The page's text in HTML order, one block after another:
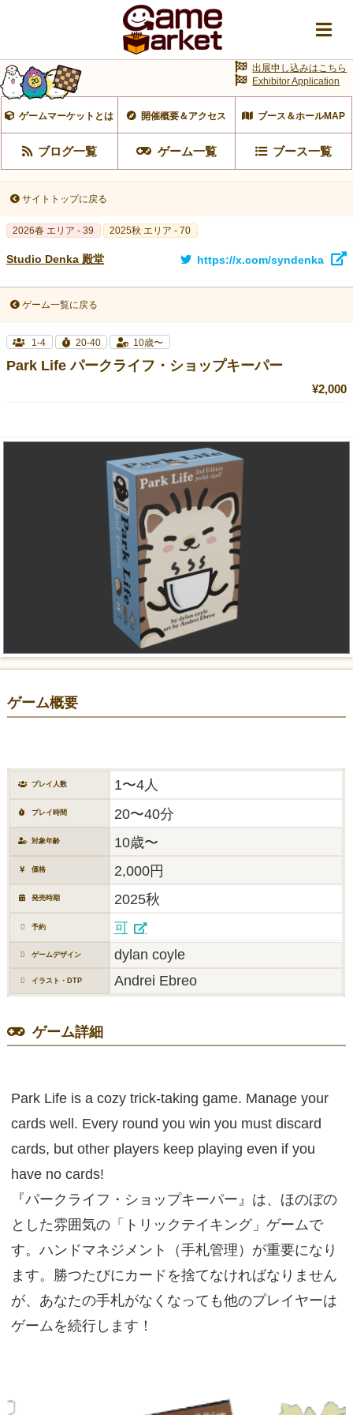
ゲームマーケットとは 開催概要＆アクセス ブース＆ホールMAP
ブログ一覧 ゲーム一覧 ブース一覧
出展申し込みはこちら
Exhibitor Application
サイトトップに戻る
2026春 エリア - 39 2025秋 エリア - 70
Studio Denka 殿堂 https://x.com/syndenka
ゲーム一覧に戻る
1-4 20-40 10歳〜
Park Life パークライフ・ショップキーパー
¥2,000
ゲーム概要
プレイ人数 1〜4人
プレイ時間 20〜40分
対象年齢 10歳〜
価格 2,000円
発売時期 2025秋
予約 可
ゲームデザイン dylan coyle
イラスト・DTP Andrei Ebreo
ゲーム詳細
Park Life is a cozy trick-taking game. Manage your
cards well. Every round you win you must discard
cards, but other players keep playing even if you
have no cards!
『パークライフ・ショップキーパー』は、ほのぼの
とした雰囲気の「トリックテイキング」ゲームで
す。ハンドマネジメント（手札管理）が重要になり
ます。勝つたびにカードを捨てなければなりません
が、あなたの手札がなくなっても他のプレイヤーは
ゲームを続行します！